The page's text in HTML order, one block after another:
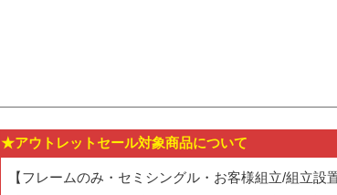
★アウトレットセール対象商品について
【フレームのみ・セミシングル・お客様組立/組立設置